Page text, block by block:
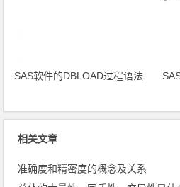
SAS软件的DBLOAD过程语法
相关文章
准确度和精密度的概念及关系